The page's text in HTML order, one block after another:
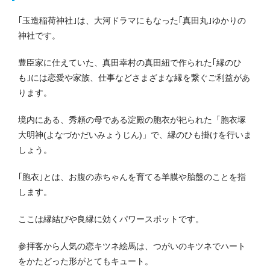
｢玉造稲荷神社｣は、大河ドラマにもなった｢真田丸｣ゆかりの
神社です。
豊臣家に仕えていた、真田幸村の真田紐で作られた｢縁のひ
も｣には恋愛や家族、仕事などさまざまな縁を繋ぐご利益があ
ります。
境内にある、秀頼の母である淀殿の胞衣が祀られた「胞衣塚
大明神(よなづかだいみょうじん)」で、縁のひも掛けを行いま
しょう。
｢胞衣｣とは、お腹の赤ちゃんを育てる羊膜や胎盤のことを指
します。
ここは縁結びや良縁に効くパワースポットです。
参拝客から人気の恋キツネ絵馬は、つがいのキツネでハート
をかたどった形がとてもキュート。